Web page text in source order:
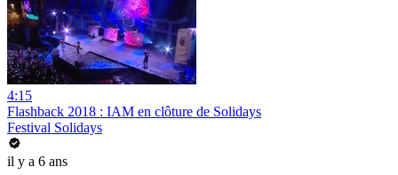
4:15
Flashback 2018 : IAM en clôture de Solidays
Festival Solidays
il y a 6 ans